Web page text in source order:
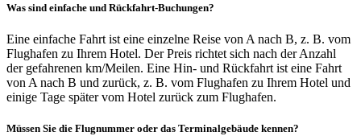
Was sind einfache und Rückfahrt-Buchungen?
Eine einfache Fahrt ist eine einzelne Reise von A nach B, z. B. vom
Flughafen zu Ihrem Hotel. Der Preis richtet sich nach der Anzahl
der gefahrenen km/Meilen. Eine Hin- und Rückfahrt ist eine Fahrt
von A nach B und zurück, z. B. vom Flughafen zu Ihrem Hotel und
einige Tage später vom Hotel zurück zum Flughafen.
Müssen Sie die Flugnummer oder das Terminalgebäude kennen?